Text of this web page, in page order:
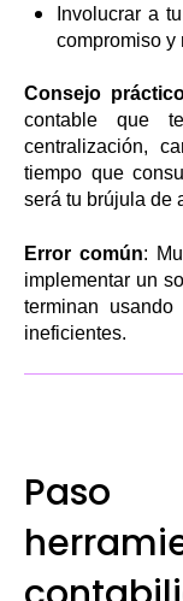
Involucrar a
compromiso y
Consejo
contable que
centralización,
tiempo que
será tu brújula de
Error común:
implementar un
terminan
ineficientes.
Paso